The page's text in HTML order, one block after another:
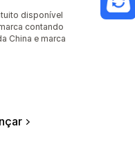
disponível
contando
China e marca